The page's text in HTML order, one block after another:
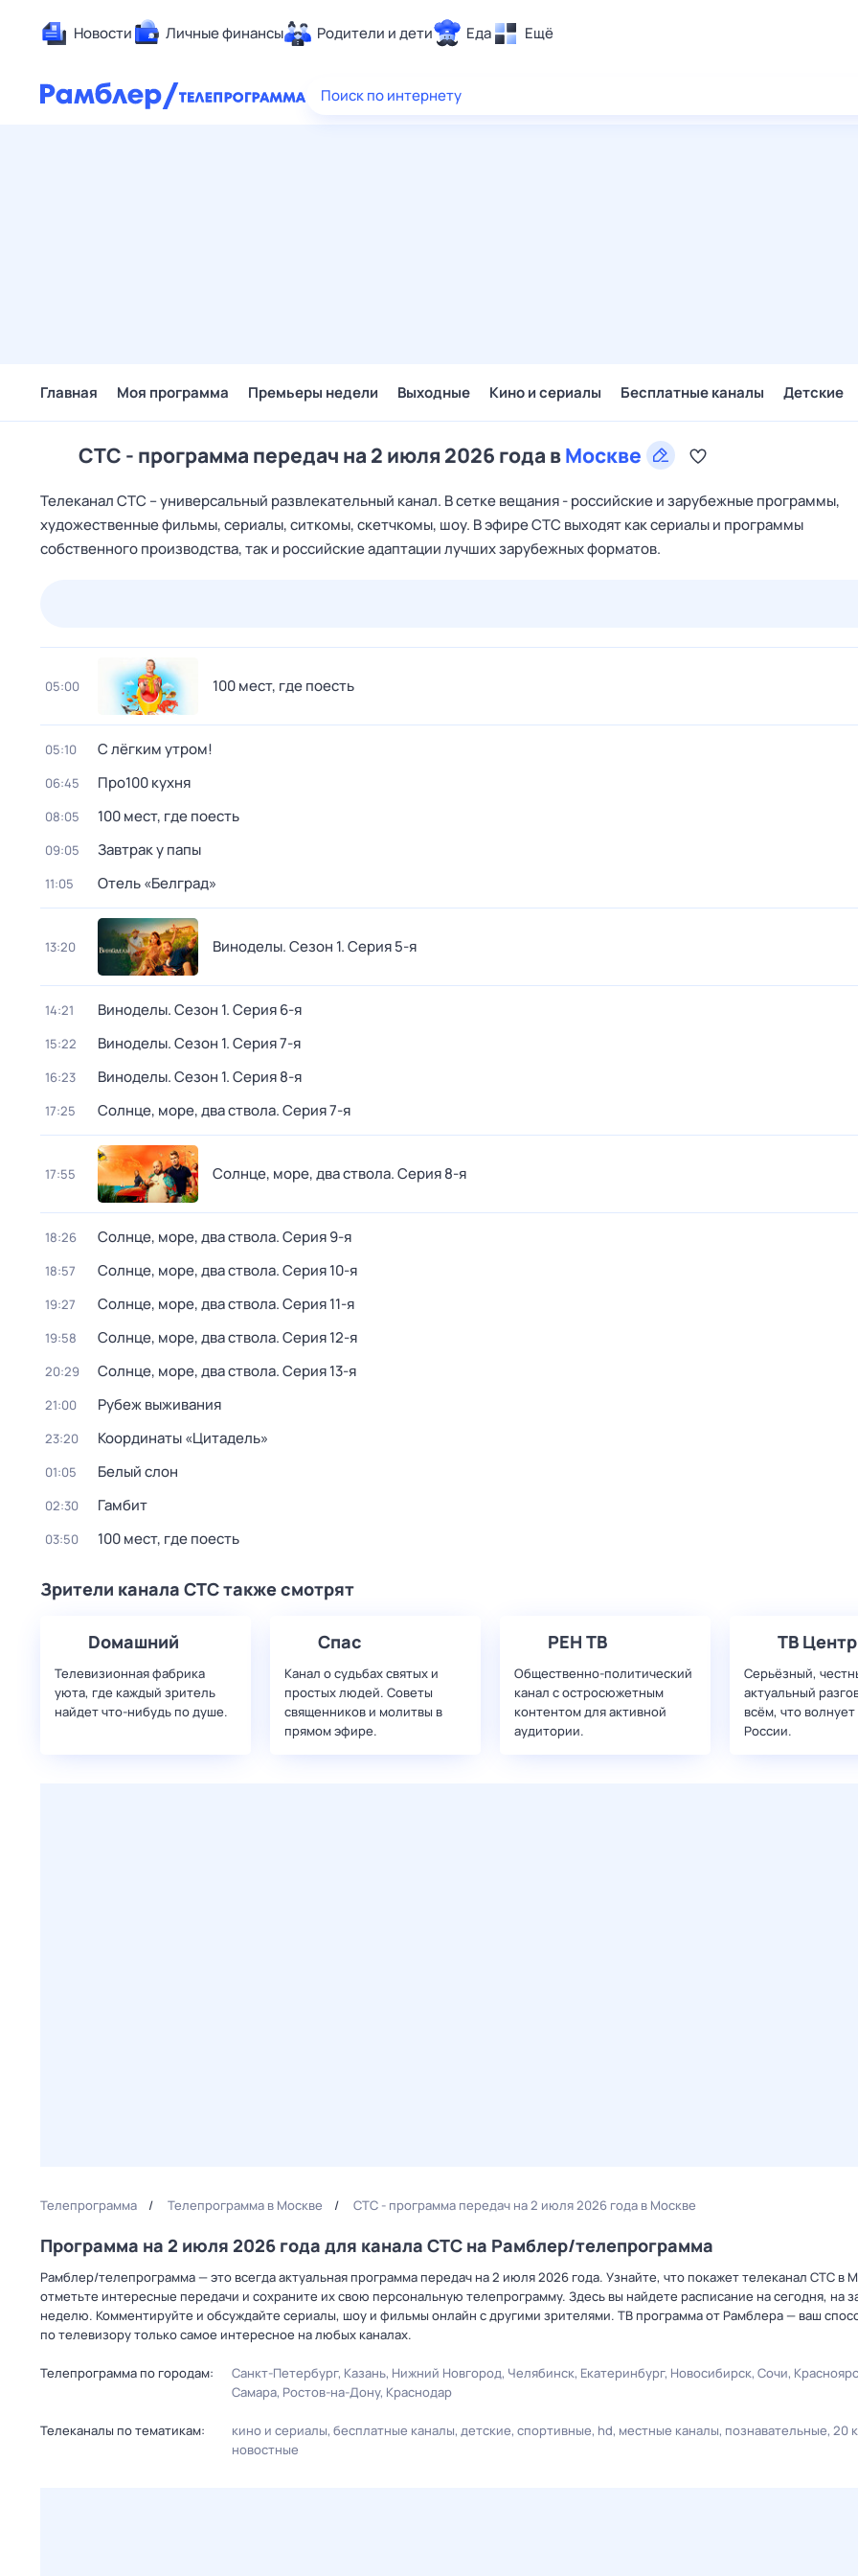
Новости Личные финансы Родители и дети Еда Ещё
Здоровье
Поиск по интернету
Главная Моя программа Премьеры недели Выходные Кино и сериалы Бесплатные каналы Детские
СТС - программа передач на 2 июля 2026 года вМоскве
Телеканал CTC – универсальный развлекательный канал. В сетке вещания - российские и зарубежные программы,
художественные фильмы, сериалы, ситкомы, скетчкомы, шоу. В эфире СТС выходят как сериалы и программы
собственного производства, так и российские адаптации лучших зарубежных форматов.
05:00 100 мест, где поесть
05:10 С лёгким утром!
06:45 Про100 кухня
08:05 100 мест, где поесть
09:05 Завтрак у папы
11:05 Отель «Белград»
13:20 Виноделы. Сезон 1. Серия 5-я
14:21 Виноделы. Сезон 1. Серия 6-я
15:22 Виноделы. Сезон 1. Серия 7-я
16:23 Виноделы. Сезон 1. Серия 8-я
17:25 Солнце, море, два ствола. Серия 7-я
17:55 Солнце, море, два ствола. Серия 8-я
18:26 Солнце, море, два ствола. Серия 9-я
18:57 Солнце, море, два ствола. Серия 10-я
19:27 Солнце, море, два ствола. Серия 11-я
19:58 Солнце, море, два ствола. Серия 12-я
20:29 Солнце, море, два ствола. Серия 13-я
21:00 Рубеж выживания
23:20 Координаты «Цитадель»
01:05 Белый слон
02:30 Гамбит
03:50 100 мест, где поесть
Зрители канала СТС также смотрят
Dомашний
Телевизионная фабрика
уюта, где каждый зритель
найдет что‑нибудь по душе.
Спас
Канал о судьбах святых и
простых людей. Советы
священников и молитвы в
прямом эфире.
РЕН ТВ
Общественно-политический
канал с остросюжетным
контентом для активной
аудитории.
ТВ Центр
Серьёзный,
актуальный
всём, что
России.
Телепрограмма Телепрограмма в Москве СТС - программа передач на 2 июля 2026 года в Москве
Программа на 2 июля 2026 года для канала СТС на Рамблер/телепрограмма
Рамблер/телепрограмма — это всегда актуальная программа передач на 2 июля 2026 года. Узнайте, что покажет телеканал СТС в
отметьте интересные передачи и сохраните их свою персональную телепрограмму. Здесь вы найдете расписание на сегодня, на
неделю. Комментируйте и обсуждайте сериалы, шоу и фильмы онлайн с другими зрителями. ТВ программа от Рамблера — ваш
по телевизору только самое интересное на любых каналах.
Телепрограмма по городам: Санкт-Петербург Казань Нижний Новгород Челябинск Екатеринбург Новосибирск Сочи
Самара Ростов-на-Дону Краснодар
Телеканалы по тематикам: кино и сериалы бесплатные каналы детские спортивные hd местные каналы познавательные 20
новостные